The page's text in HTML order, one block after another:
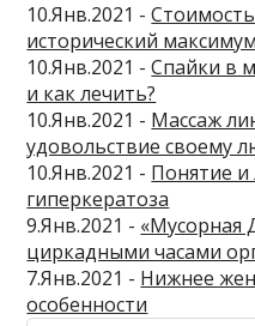
10.Янв.2021 -
исторический максимум
10.Янв.2021 -Спайки в
и как лечить?
10.Янв.2021 - Массаж
удовольствие своему
10.Янв.2021 - Понятие
гиперкератоза
9.Янв.2021 - «Мусорная
циркадными часами
7.Янв.2021 - Нижнее
особенности